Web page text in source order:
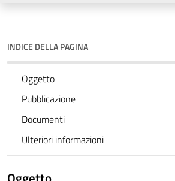
INDICE DELLA PAGINA
Oggetto
Pubblicazione
Documenti
Ulteriori informazioni